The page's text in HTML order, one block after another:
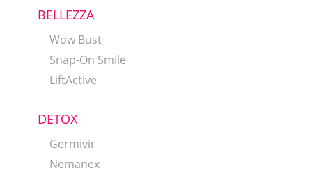
BELLEZZA
Wow Bust
Snap-On Smile
LiftActive
DETOX
Germivir
Nemanex